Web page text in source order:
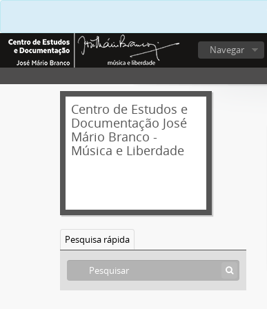
Navegar
Centro de Estudos e
Documentação José
Mário Branco -
Música e Liberdade
Pesquisa rápida